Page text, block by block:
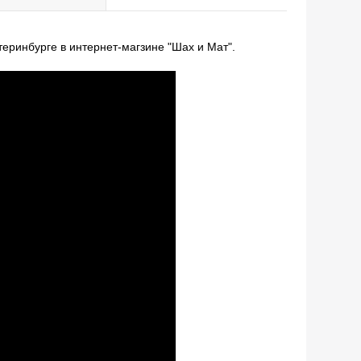
в интернет-магзине "Шах и Мат".